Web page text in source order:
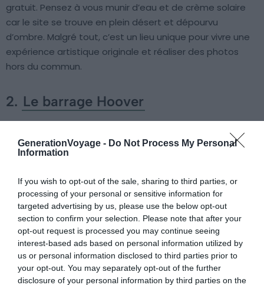
GenerationVoyage - Do Not Process My Personal
Information
If you wish to opt-out of the sale, sharing to third parties, or
processing of your personal or sensitive information for
targeted advertising by us, please use the below opt-out
section to confirm your selection. Please note that after your
opt-out request is processed you may continue seeing
interest-based ads based on personal information utilized by
us or personal information disclosed to third parties prior to
your opt-out. You may separately opt-out of the further
disclosure of your personal information by third parties on the
gratuit. Pensez à vous munir d’eau et de crème solaire
car le site se trouve en plein désert et dépourvu
d’ombre. Malgré tout, c’est un lieu unique pour vivre une
expérience artistique originale et réaliser des photos
hors du commun.
2. Le barrage Hoover